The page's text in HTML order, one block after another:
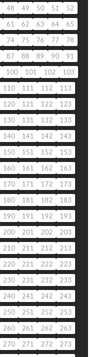
48 49 50 51
52
61 62 63 64
65
74 75 76 77
78
87 88 89 90
91
100 101 102
103
110 111 112
113
120 121 122
123
130 131 132
133
140 141 142
143
150 151 152
153
160 161 162
163
170 171 172
173
180 181 182
183
190 191 192
193
200 201 202
203
210 211 212
213
220 221 222
223
230 231 232
233
240 241 242
243
250 251 252
253
260 261 262
263
270 271 272
273